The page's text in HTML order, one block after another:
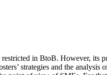
in BtoB. However, its
strategies and the analysis